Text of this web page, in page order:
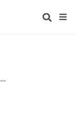
BKA: WENIGER FÄLLE, DAFÜR HÖHERER SCHADEN IN 2023